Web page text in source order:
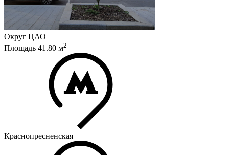
Округ ЦАО
Площадь 41.80 м2
Краснопресненская